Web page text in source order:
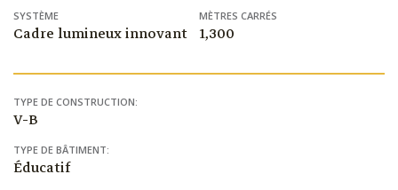
SYSTÈME
Cadre lumineux innovant
MÈTRES CARRÉS
1,300
TYPE DE CONSTRUCTION:
V-B
TYPE DE BÂTIMENT:
Éducatif